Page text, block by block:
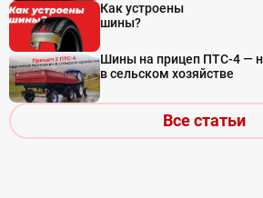
Как устроены
шины?
Шины на прицеп ПТС-4 —
в сельском хозяйстве
Все статьи